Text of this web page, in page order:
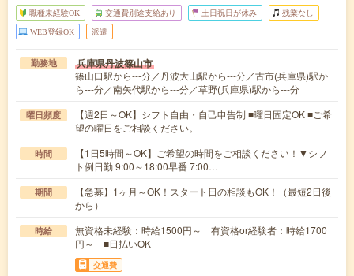
職種未経験OK 交通費別途支給あり 土日祝日が休み 残業なし
WEB登録OK 派遣
勤務地 兵庫県丹波篠山市
篠山口駅から---分／丹波大山駅から---分／古市(兵庫県)駅か
ら---分／南矢代駅から---分／草野(兵庫県)駅から---分
曜日頻度
【週2日～OK】シフト自由・自己申告制 ■曜日固定OK ■ご希
望の曜日をご相談ください。
時間
【1日5時間～OK】ご希望の時間をご相談ください！▼シフ
ト例日勤 9:00～18:00早番 7:00…
期間
【急募】1ヶ月～OK！スタート日の相談もOK！（最短2日後
から）
時給
無資格未経験：時給1500円～ 有資格or経験者：時給1700
円～ ■日払いOK
交通費